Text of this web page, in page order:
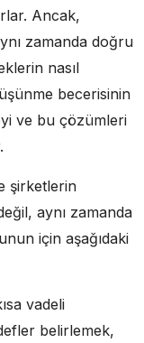
Ancak,
zamanda doğru
nasıl
becerisinin
ve bu çözümleri
şirketlerin
aynı zamanda
için aşağıdaki
vadeli
belirlemek,